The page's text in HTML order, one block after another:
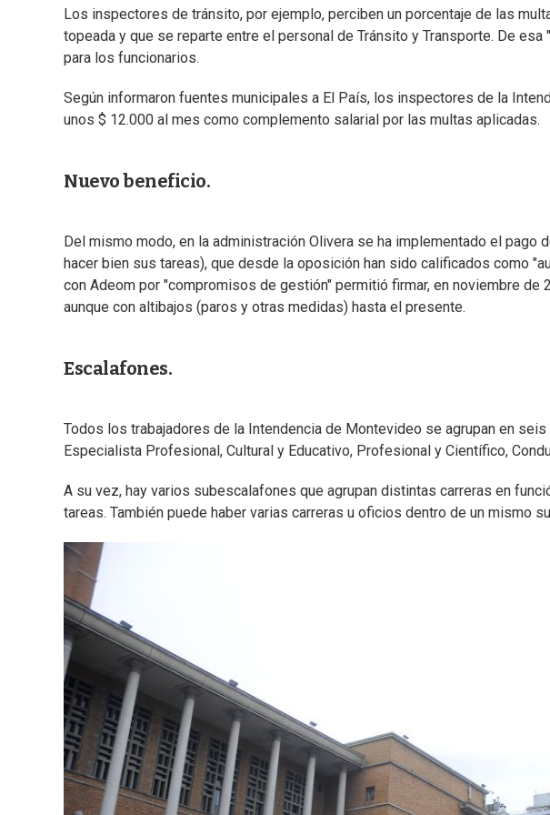
Los inspectores de tránsito, por ejemplo, perciben un porcentaje de las
topeada y que se reparte entre el personal de Tránsito y Transporte. De esa
para los funcionarios.
Según informaron fuentes municipales a El País, los inspectores de la
unos $ 12.000 al mes como complemento salarial por las multas aplicadas.
Nuevo beneficio.
Del mismo modo, en la administración Olivera se ha implementado el
hacer bien sus tareas), que desde la oposición han sido calificados como
con Adeom por "compromisos de gestión" permitió firmar, en noviembre de
aunque con altibajos (paros y otras medidas) hasta el presente.
Escalafones.
Todos los trabajadores de la Intendencia de Montevideo se agrupan en
Especialista Profesional, Cultural y Educativo, Profesional y Científico,
A su vez, hay varios subescalafones que agrupan distintas carreras en
tareas. También puede haber varias carreras u oficios dentro de un mismo